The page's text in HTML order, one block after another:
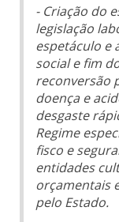
- Criação do
legislação
espetáculo e
social e fim
reconversão
doença e
desgaste
Regime
fisco e
entidades
orçamentais
pelo Estado.